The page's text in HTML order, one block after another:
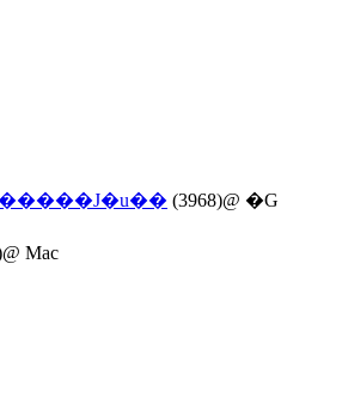
(3968)@ �G
Mac